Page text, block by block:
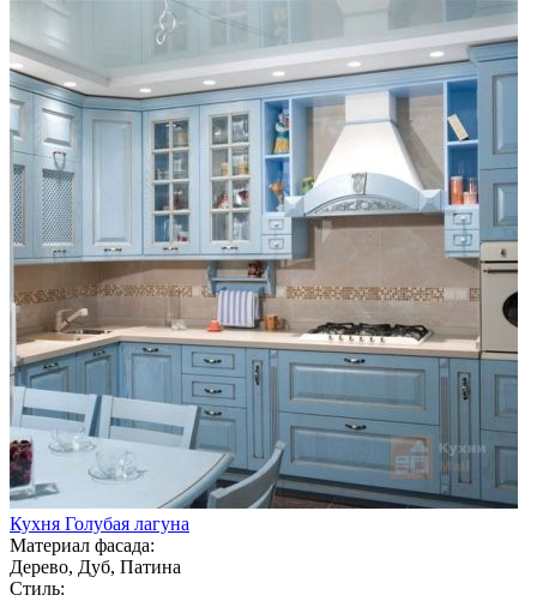
Кухня Голубая лагуна
Материал фасада:
Дерево, Дуб, Патина
Стиль: